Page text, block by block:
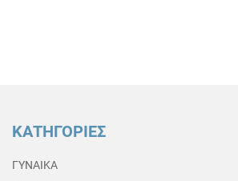
ΚΑΤΗΓΟΡΙΕΣ
ΓΥΝΑΙΚΑ